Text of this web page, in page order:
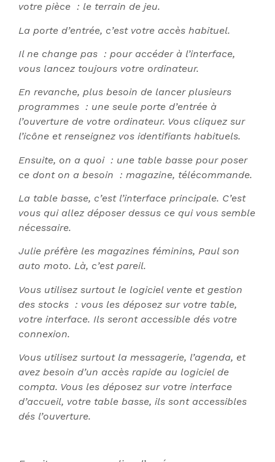
votre pièce : le terrain de jeu.
La porte d’entrée, c’est votre accès habituel.
Il ne change pas : pour accéder à l’interface,
vous lancez toujours votre ordinateur.
En revanche, plus besoin de lancer plusieurs
programmes : une seule porte d’entrée à
l’ouverture de votre ordinateur. Vous cliquez sur
l’icône et renseignez vos identifiants habituels.
Ensuite, on a quoi : une table basse pour poser
ce dont on a besoin : magazine, télécommande.
La table basse, c’est l’interface principale. C’est
vous qui allez déposer dessus ce qui vous semble
nécessaire.
Julie préfère les magazines féminins, Paul son
auto moto. Là, c’est pareil.
Vous utilisez surtout le logiciel vente et gestion
des stocks : vous les déposez sur votre table,
votre interface. Ils seront accessible dés votre
connexion.
Vous utilisez surtout la messagerie, l’agenda, et
avez besoin d’un accès rapide au logiciel de
compta. Vous les déposez sur votre interface
d’accueil, votre table basse, ils sont accessibles
dés l’ouverture.